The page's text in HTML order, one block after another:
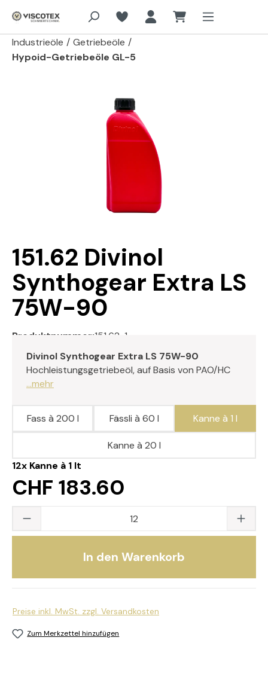
Zum Hauptinhalt springen
Industrieöle / Getriebeöle /
Hypoid-Getriebeöle GL-5
151.62 Divinol
Synthogear Extra LS
75W-90
Produktnummer:151.62-1
Divinol Synthogear Extra LS 75W-90
Hochleistungsgetriebeöl, auf Basis von PAO/HC
...mehr
12x Kanne à 1 lt
CHF 183.60
Fass à 200 l Fässli à 60 l Kanne à 1 l
Kanne à 20 l
Produkt Anzahl: Gib den gewünschten
In den Warenkorb
Preise inkl. MwSt. zzgl. Versandkosten
Zum Merkzettel hinzufügen